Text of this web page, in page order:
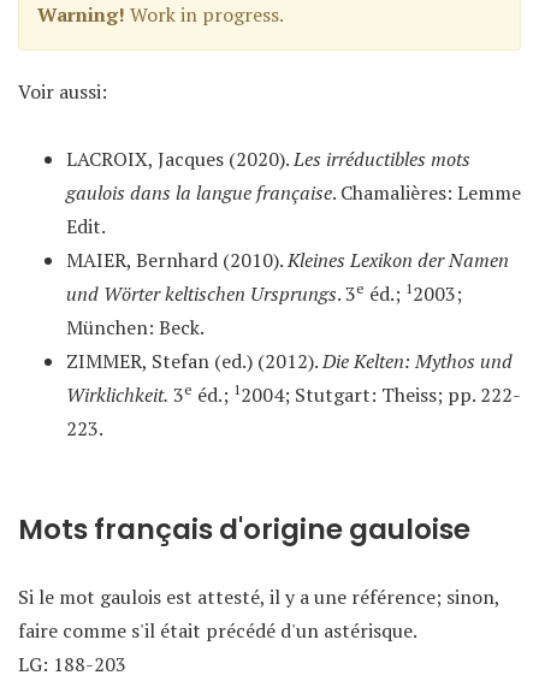
Warning! Work in progress.
Voir aussi:
LACROIX, Jacques (2020).Les irréductibles mots
gaulois dans la langue française. Chamalières: Lemme
Edit.
MAIER, Bernhard (2010).Kleines Lexikon der Namen
und Wörter keltischen Ursprungs. 3e éd.; 12003;
München: Beck.
ZIMMER, Stefan (ed.) (2012).Die Kelten: Mythos und
Wirklichkeit. 3e éd.; 12004; Stutgart: Theiss; pp. 222-
223.
Mots français d'origine gauloise
Si le mot gaulois est attesté, il y a une référence; sinon,
faire comme s'il était précédé d'un astérisque.
LG: 188-203